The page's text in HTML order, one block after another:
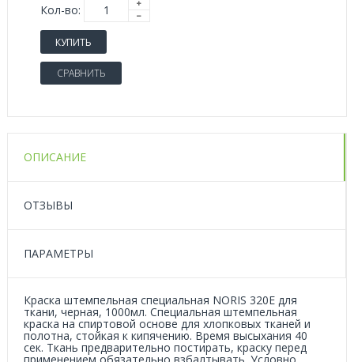
Кол-во:
КУПИТЬ
СРАВНИТЬ
ОПИСАНИЕ
ОТЗЫВЫ
ПАРАМЕТРЫ
Краска штемпельная специальная NORIS 320Е для
ткани, черная, 1000мл. Специальная штемпельная
краска на спиртовой основе для хлопковых тканей и
полотна, стойкая к кипячению. Время высыхания 40
сек. Ткань предварительно постирать, краску перед